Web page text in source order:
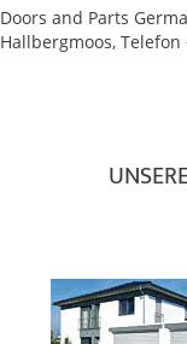
Doors and Parts
Hallbergmoos,